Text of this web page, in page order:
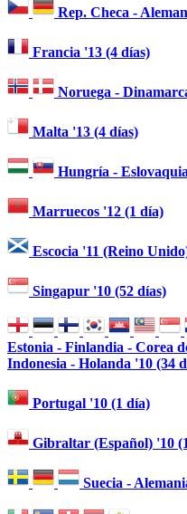
Rep. Checa -
Francia '13 (4 días)
Noruega -
Malta '13 (4 días)
Hungría -
Marruecos '12 (1 día)
Escocia '11 (Reino
Singapur '10 (52 días)
Estonia - Finlandia - Corea
Indonesia - Holanda '10 (34
Portugal '10 (1 día)
Gibraltar (Español) '10
Suecia -